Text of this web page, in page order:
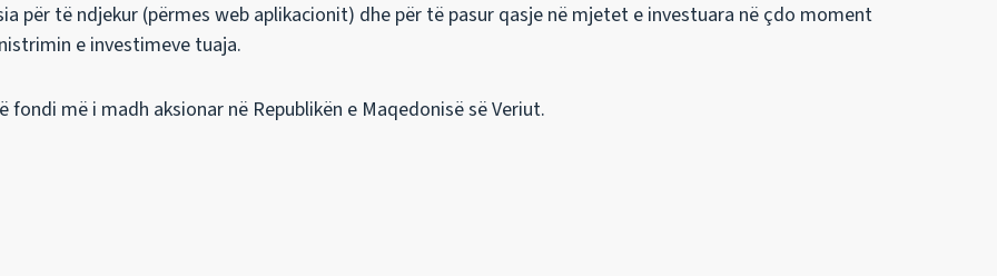
për të ndjekur (përmes web aplikacionit) dhe për të pasur qasje në mjetet e investuara në çdo moment
e investimeve tuaja.
fondi më i madh aksionar në Republikën e Maqedonisë së Veriut.